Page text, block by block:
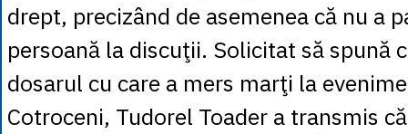
1 PLN
= 1.1646
= 0.0425
1 RUB = 0.0530
1 SEK = 0.4526
1 TRY = 0.1141
1 UAH= 0.1048
1 XDR = 5.9383
1 ZAR = 0.2318
drept, precizând de asemenea că nu a
persoană la discuţii. Solicitat să spună
dosarul cu care a mers marţi la
Cotroceni, Tudorel Toader a transmis